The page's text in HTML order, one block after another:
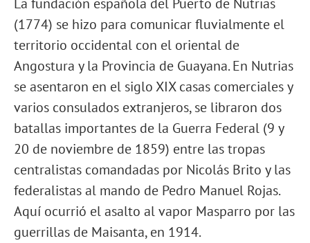
La fundación española del Puerto de Nutrias
(1774) se hizo para comunicar fluvialmente el
territorio occidental con el oriental de
Angostura y la Provincia de Guayana. En Nutrias
se asentaron en el siglo XIX casas comerciales y
varios consulados extranjeros, se libraron dos
batallas importantes de la Guerra Federal (9 y
20 de noviembre de 1859) entre las tropas
centralistas comandadas por Nicolás Brito y las
federalistas al mando de Pedro Manuel Rojas.
Aquí ocurrió el asalto al vapor Masparro por las
guerrillas de Maisanta, en 1914.